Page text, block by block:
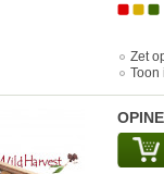
Zet
Toon